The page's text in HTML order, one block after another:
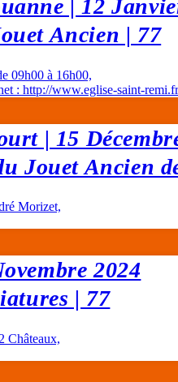
| 12
Ancien | 77
09h00 à 16h00,
: http://www.eglise-saint-remi.fr
| 15
Jouet Ancien
Morizet,
2024
| 77
Châteaux,